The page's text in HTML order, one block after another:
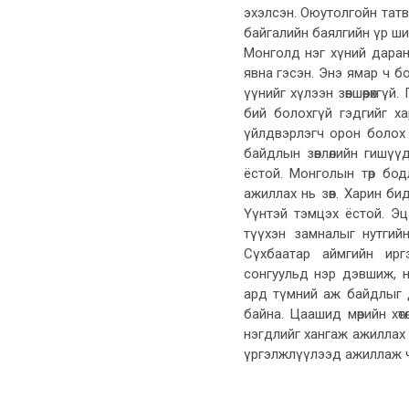
эхэлсэн. Оюутолгойн
байгалийн баялгийн үр
Монголд нэг хүний
явна гэсэн. Энэ ямар ч
үүнийг хүлээн
бий болохгүй гэдгийг
үйлдвэрлэгч орон
байдлын зөвлөлийн
ёстой. Монголын төр
ажиллах нь зөв. Харин
Үүнтэй тэмцэх ёстой.
түүхэн замналыг
Сүхбаатар аймгийн
сонгуульд нэр дэвшиж,
ард түмний аж байдлыг
байна. Цаашид мөрийн
нэгдлийг хангаж
үргэлжлүүлээд ажиллаж